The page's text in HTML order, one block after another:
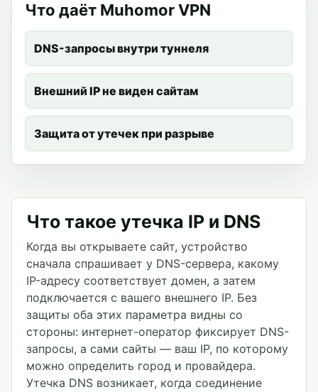
Что даёт Muhomor VPN
DNS-запросы внутри туннеля
Внешний IP не виден сайтам
Защита от утечек при разрыве
Что такое утечка IP и DNS
Когда вы открываете сайт, устройство
сначала спрашивает у DNS-сервера, какому
IP-адресу соответствует домен, а затем
подключается с вашего внешнего IP. Без
защиты оба этих параметра видны со
стороны: интернет-оператор фиксирует DNS-
запросы, а сами сайты — ваш IP, по которому
можно определить город и провайдера.
Утечка DNS возникает, когда соединение